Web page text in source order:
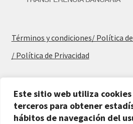
Este sitio web utiliza
terceros para obtener
hábitos de navegación del
Términos y condiciones/ Política
/ Política de Privacidad
Alfombras baratas
Procedencia de las alfombras